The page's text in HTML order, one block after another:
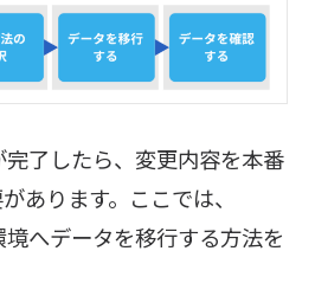
了したら、変更内容を本番
あります。ここでは、
へデータを移行する方法を